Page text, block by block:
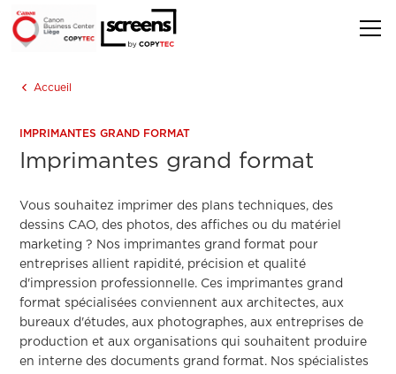
Accueil
IMPRIMANTES GRAND FORMAT
Imprimantes grand format
Vous souhaitez imprimer des plans techniques, des
dessins CAO, des photos, des affiches ou du matériel
marketing ? Nos imprimantes grand format pour
entreprises allient rapidité, précision et qualité
d'impression professionnelle. Ces imprimantes grand
format spécialisées conviennent aux architectes, aux
bureaux d'études, aux photographes, aux entreprises de
production et aux organisations qui souhaitent produire
en interne des documents grand format. Nos spécialistes